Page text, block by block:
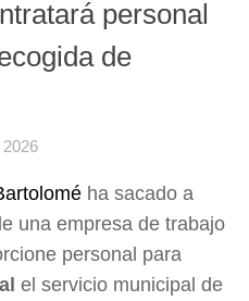
personal
de
ha sacado a
una empresa de trabajo
personal para
el servicio municipal de